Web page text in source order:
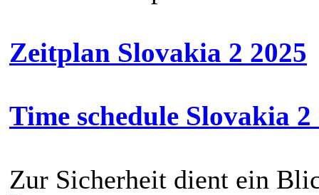
Zeitplan Slovakia 2 2025
Time schedule Slovakia 2
Zur Sicherheit dient ein